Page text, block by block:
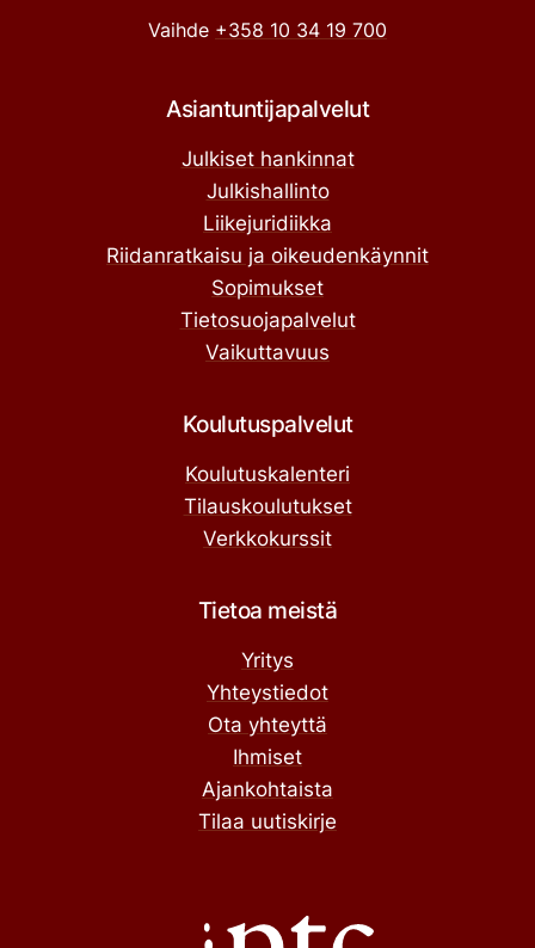
Vaihde +358 10 34 19 700
Asiantuntijapalvelut
Julkiset hankinnat
Julkishallinto
Liikejuridiikka
Riidanratkaisu ja oikeudenkäynnit
Sopimukset
Tietosuojapalvelut
Vaikuttavuus
Koulutuspalvelut
Koulutuskalenteri
Tilauskoulutukset
Verkkokurssit
Tietoa meistä
Yritys
Yhteystiedot
Ota yhteyttä
Ihmiset
Ajankohtaista
Tilaa uutiskirje